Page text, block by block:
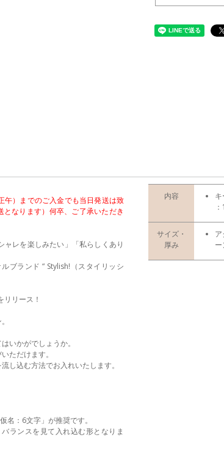
午）までのご入金でも当日発送は致
なります）何卒、ご了承いただき
レを楽しみたい」「私らしくあり
ブランド “ Stylish!（スタイリッシ
リリース！
いかがでしょうか。
ただけます。
し込む方法でお入れいたします。
名：6文字」が推奨です。
ランスを見て入れ込む形となりま
内容
サイズ・
厚み